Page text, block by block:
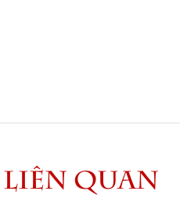
QUAN